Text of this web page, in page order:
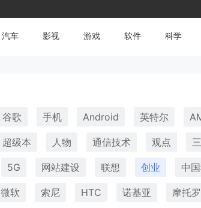
汽车 影视 游戏 软件 科学
谷歌 手机 Android 英特尔
超级本 人物 通信技术 观点
5G 网站建设 联想 创业 中
微软 索尼 HTC 诺基亚 摩托